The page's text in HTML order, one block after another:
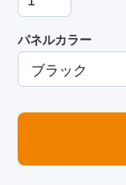
パネルカラー